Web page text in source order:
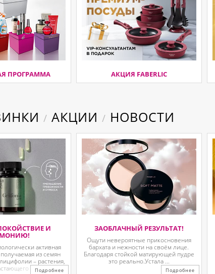
ПРОГРАММА АКЦИЯ FABERLIC
/ АКЦИИ / НОВОСТИ
И
активная
из семян
– растения,
в ...Подробнее
ЗАОБЛАЧНЫЙ РЕЗУЛЬТАТ!
Ощути невероятные прикосновения
бархата и нежности на своём лице.
Благодаря стойкой матирующей пудре
это реально.Устала ...
Подробнее